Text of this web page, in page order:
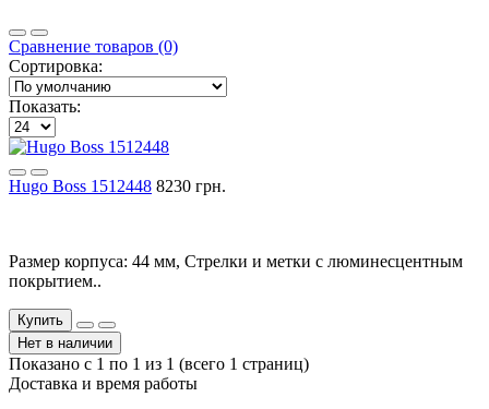
Сравнение товаров (0)
Сортировка:
Показать:
Hugo Boss 1512448 8230 грн.
Размер корпуса: 44 мм, Стрелки и метки с люминесцентным
покрытием..
Купить
Нет в наличии
Показано с 1 по 1 из 1 (всего 1 страниц)
Доставка и время работы